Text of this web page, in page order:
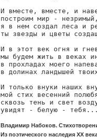
И вместе, вместе, и
построим мир -
я в нем создал леса и
ты звезды и цветы
И в этот век огня и
мы будем жить в веках
в прохладах моего
в долинах ландышей
И только внуки наших
мой стих весенний
сквозь тень и свет
увидят - белую - тебя...
Владимир Набоков.
Из поэтического наследия XX